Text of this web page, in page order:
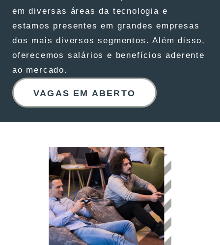
em diversas áreas da tecnologia e
estamos presentes em grandes empresas
dos mais diversos segmentos. Além disso,
oferecemos salários e benefícios aderente
ao mercado.
VAGAS EM ABERTO